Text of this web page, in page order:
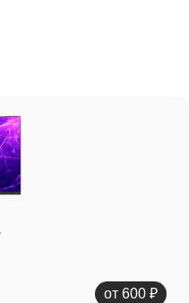
от 600 ₽